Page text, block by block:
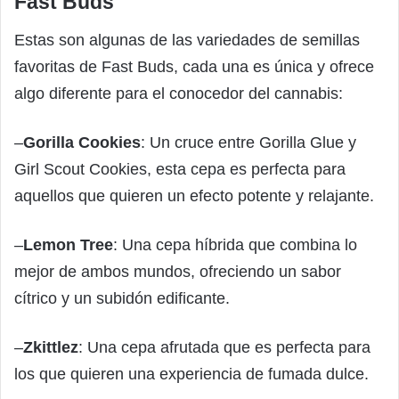
Estas son algunas de las variedades de semillas
favoritas de Fast Buds, cada una es única y ofrece
algo diferente para el conocedor del cannabis:
–Gorilla Cookies: Un cruce entre Gorilla Glue y
Girl Scout Cookies, esta cepa es perfecta para
aquellos que quieren un efecto potente y relajante.
–Lemon Tree: Una cepa híbrida que combina lo
mejor de ambos mundos, ofreciendo un sabor
cítrico y un subidón edificante.
–Zkittlez: Una cepa afrutada que es perfecta para
los que quieren una experiencia de fumada dulce.